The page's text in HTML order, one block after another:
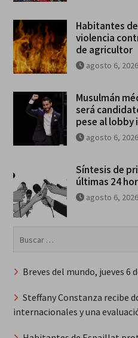
Habitantes
violencia
de agricultor
agosto 6, 2026
Musulmán
será
pese al lobby
agosto 6, 2026
Síntesis de
últimas 24
agosto 6, 2026
Breves del mundo, jueves 6
Steffany Constanza recibe
internacionales y una